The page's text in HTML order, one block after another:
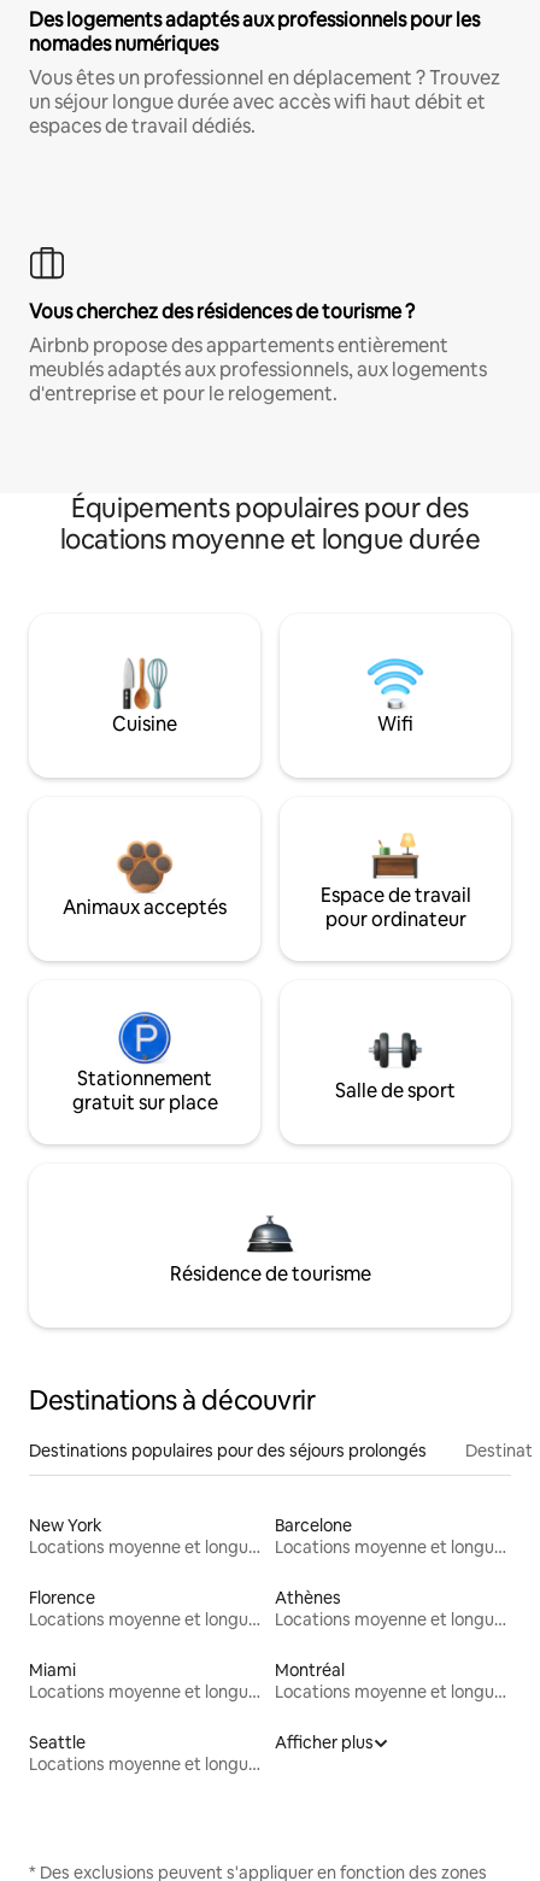
Des logements adaptés aux professionnels pour les
nomades numériques
Vous êtes un professionnel en déplacement ? Trouvez
un séjour longue durée avec accès wifi haut débit et
espaces de travail dédiés.
Vous cherchez des résidences de tourisme ?
Airbnb propose des appartements entièrement
meublés adaptés aux professionnels, aux logements
d'entreprise et pour le relogement.
Équipements populaires pour des
locations moyenne et longue durée
Cuisine Wifi
Animaux acceptés
Espace de travail
pour ordinateur
Stationnement
gratuit sur place
Salle de sport
Résidence de tourisme
Destinations à découvrir
Destinations populaires pour des séjours prolongés
New York
Locations moyenne et longue durée
Barcelone
Locations moyenne et longue durée
Florence
Locations moyenne et longue durée
Athènes
Locations moyenne et longue durée
Miami
Locations moyenne et longue durée
Montréal
Locations moyenne et longue durée
Seattle
Locations moyenne et longue durée
Afficher plus
* Des exclusions peuvent s'appliquer en fonction des zones